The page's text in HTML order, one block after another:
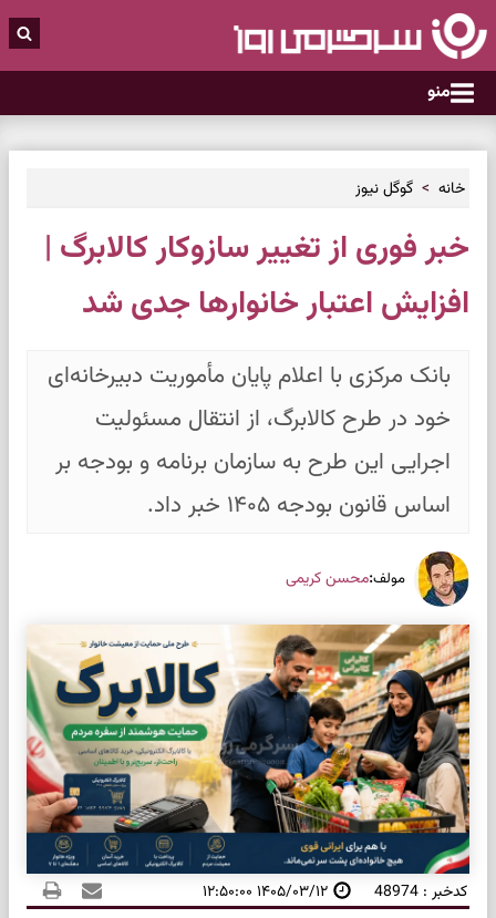
منو
خانه گوگل نیوز
خبر فوری از تغییر سازوکار کالابرگ |
افزایش اعتبار خانوارها جدی شد
بانک مرکزی با اعلام پایان مأموریت دبیرخانه‌ای
خود در طرح کالابرگ، از انتقال مسئولیت
اجرایی این طرح به سازمان برنامه و بودجه بر
اساس قانون بودجه ۱۴۰۵ خبر داد.
مولف:محسن کریمی
کدخبر : 48974 ۱۴۰۵/۰۳/۱۲ ۱۲:۵۰:۰۰